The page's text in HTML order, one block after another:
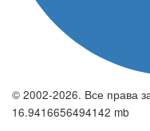
© 2002-2026. Все права
16.9416656494142 mb